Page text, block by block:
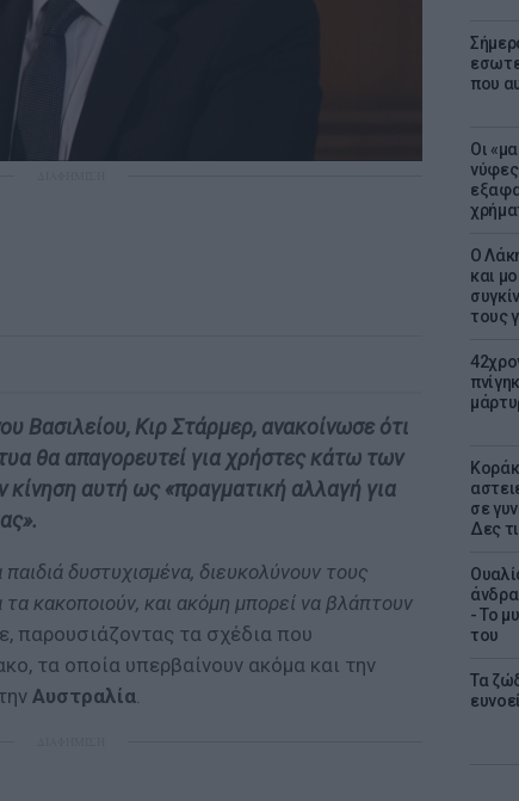
που
Οι
Ο
και
τους
σε
Δες
- Το
του
Τα
Βασιλείου, Κιρ Στάρμερ, ανακοίνωσε ότι
θα απαγορευτεί για χρήστες κάτω των
κίνηση αυτή ως «πραγματική αλλαγή για
δυστυχισμένα, διευκολύνουν τους
κακοποιούν, και ακόμη μπορεί να βλάπτουν
παρουσιάζοντας τα σχέδια που
τα οποία υπερβαίνουν ακόμα και την
Αυστραλία.